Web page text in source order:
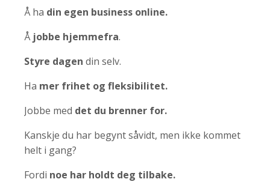
Å ha din egen business online.
Å jobbe hjemmefra.
Styre dagen din selv.
Ha mer frihet og fleksibilitet.
Jobbe med det du brenner for.
Kanskje du har begynt såvidt, men ikke kommet
helt i gang?
Fordi noe har holdt deg tilbake.